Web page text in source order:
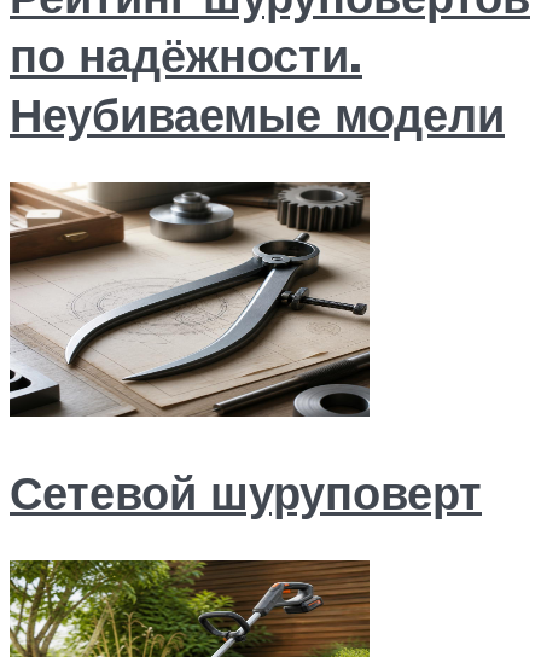
по надёжности.
Неубиваемые модели
Сетевой шуруповерт